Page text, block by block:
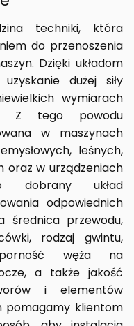
techniki, która
do przenoszenia
Dzięki układom
dużej siły
wymiarach
Z tego powodu
w maszynach
leśnych,
oraz w urządzeniach
dobrany układ
odpowiednich
średnica przewodu,
rodzaj gwintu,
węża na
a także jakość
i elementów
pomagamy klientom